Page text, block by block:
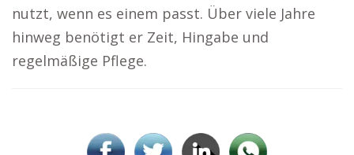
nutzt, wenn es einem passt. Über viele Jahre
hinweg benötigt er Zeit, Hingabe und
regelmäßige Pflege.